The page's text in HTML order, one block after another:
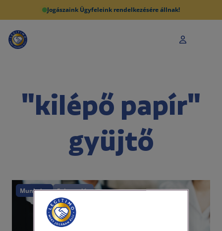
Jogászaink Ügyfeleink rendelkezésére állnak!
"kilépő papír"
gyüjtő
Munkajog Felmondás